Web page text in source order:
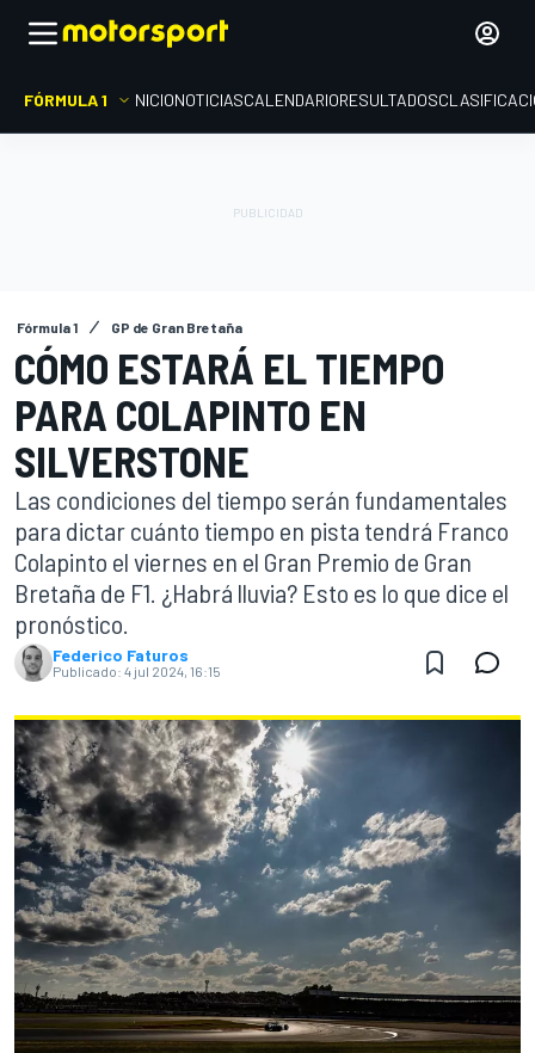
FÓRMULA 1 INICIONOTICIASCALENDARIORESULTADOS
Fórmula 1 GP de Gran Bretaña
CÓMO ESTARÁ EL TIEMPO
PARA COLAPINTO EN
SILVERSTONE
Las condiciones del tiempo serán fundamentales
para dictar cuánto tiempo en pista tendrá Franco
Colapinto el viernes en el Gran Premio de Gran
Bretaña de F1. ¿Habrá lluvia? Esto es lo que dice el
pronóstico.
Federico Faturos
Publicado: 4 jul 2024, 16:15